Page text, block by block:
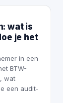
wat is
je het
in een
BTW-
wat
een audit-